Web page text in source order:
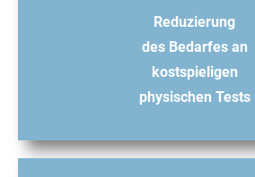
Reduzierung
des Bedarfes an
kostspieligen
physischen Tests